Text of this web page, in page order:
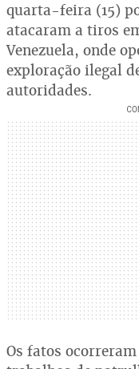
quarta-feira (15)
atacaram a tiros
Venezuela, onde
exploração ilegal
autoridades.
Os fatos